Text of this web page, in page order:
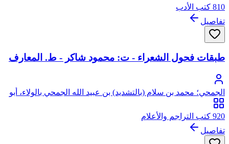
810 كتب الأدب
تفاصيل
طبقات فحول الشعراء - ت: محمود شاكر - ط. المعارف
الجمحي؛ محمد بن سلام (بالتشديد) بن عبيد الله الجمحي بالولاء، أبو
عبد الله
920 كتب التراجم والأعلام
تفاصيل